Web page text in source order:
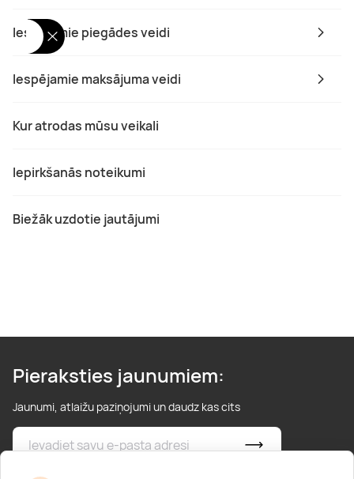
Iespējamie piegādes veidi
Iespējamie maksājuma veidi
Kur atrodas mūsu veikali
Iepirkšanās noteikumi
Biežāk uzdotie jautājumi
Pieraksties jaunumiem:
Jaunumi, atlaižu paziņojumi un daudz kas cits